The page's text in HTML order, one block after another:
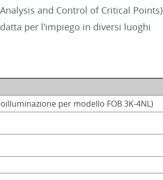
and Control of Critical Points)
per l’impiego in diversi luoghi
per modello FOB 3K-4NL)